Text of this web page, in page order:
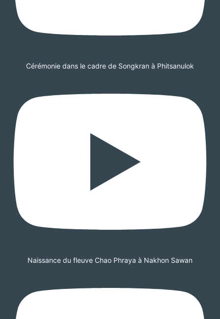
Cérémonie dans le cadre de Songkran à Phitsanulok
Naissance du fleuve Chao Phraya à Nakhon Sawan